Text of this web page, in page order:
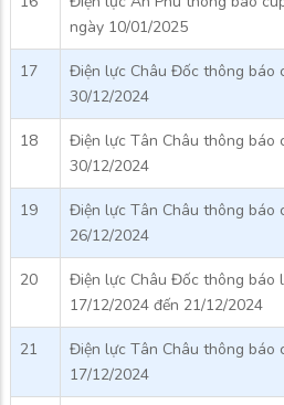
ngày 10/01/2025
17
Điện lực Châu Đốc thông báo
30/12/2024
18
Điện lực Tân Châu thông báo
30/12/2024
19
Điện lực Tân Châu thông báo
26/12/2024
20
Điện lực Châu Đốc thông báo
17/12/2024 đến 21/12/2024
21
Điện lực Tân Châu thông báo
17/12/2024